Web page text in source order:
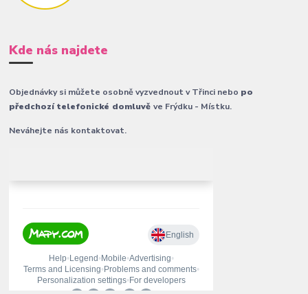
Kde nás najdete
Objednávky si můžete osobně vyzvednout v Třinci nebo po
předchozí telefonické domluvěve Frýdku - Místku.
Neváhejte nás kontaktovat.